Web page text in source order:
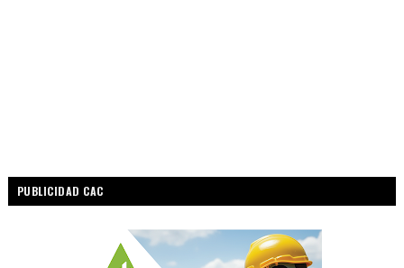
PUBLICIDAD CAC